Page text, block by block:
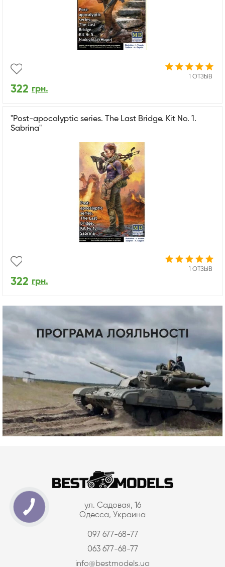
1 ОТЗЫВ
322 грн.
"Pоst-apocalyptic series. The Last Bridge. Kit No. 1.
Sabrina"
1 ОТЗЫВ
322 грн.
ул. Садовая, 16
Одесса, Украина
097 677-68-77
063 677-68-77
info@bestmodels.ua